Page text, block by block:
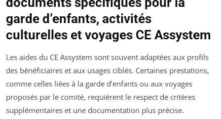
garde d’enfants, activités
culturelles et voyages CE Assystem
Les aides du CE Assystem sont souvent adaptées aux profils
des bénéficiaires et aux usages ciblés. Certaines prestations,
comme celles liées à la garde d’enfants ou aux voyages
proposés par le comité, requièrent le respect de critères
supplémentaires et une documentation plus précise.